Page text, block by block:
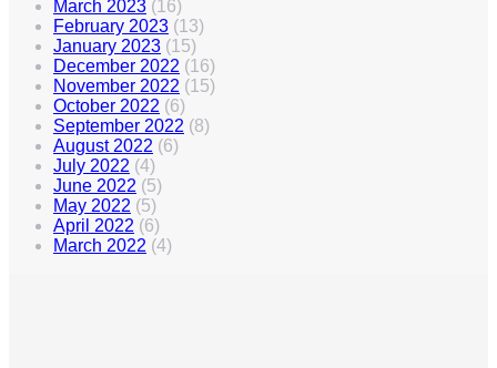
March 2023 (16)
February 2023 (13)
January 2023 (15)
December 2022 (16)
November 2022 (15)
October 2022 (6)
September 2022 (8)
August 2022 (6)
July 2022 (4)
June 2022 (5)
May 2022 (5)
April 2022 (6)
March 2022 (4)